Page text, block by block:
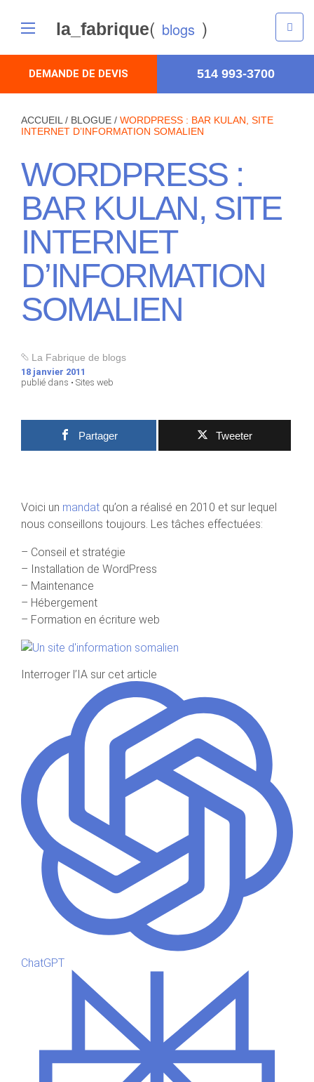
la_fabrique( blogs )
DEMANDE DE DEVIS 514 993-3700
ACCUEIL / BLOGUE / WORDPRESS : BAR KULAN, SITE
INTERNET D’INFORMATION SOMALIEN
WORDPRESS :
BAR KULAN, SITE
INTERNET
D’INFORMATION
SOMALIEN
La Fabrique de blogs
18 janvier 2011
publié dans • Sites web
Partager Tweeter
Voici un mandat qu’on a réalisé en 2010 et sur lequel
nous conseillons toujours. Les tâches effectuées:
– Conseil et stratégie
– Installation de WordPress
– Maintenance
– Hébergement
– Formation en écriture web
Interroger l’IA sur cet article
ChatGPT